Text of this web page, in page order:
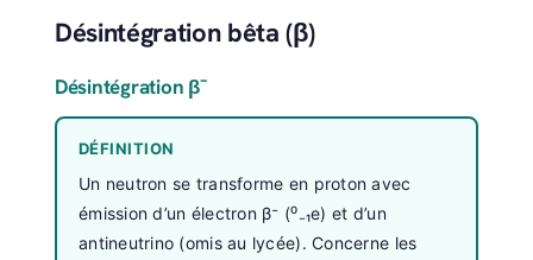
Désintégration bêta (β)
Désintégration β⁻
DÉFINITION
Un neutron se transforme en proton avec
émission d’un électron β⁻ (⁰₋₁e) et d’un
antineutrino (omis au lycée). Concerne les